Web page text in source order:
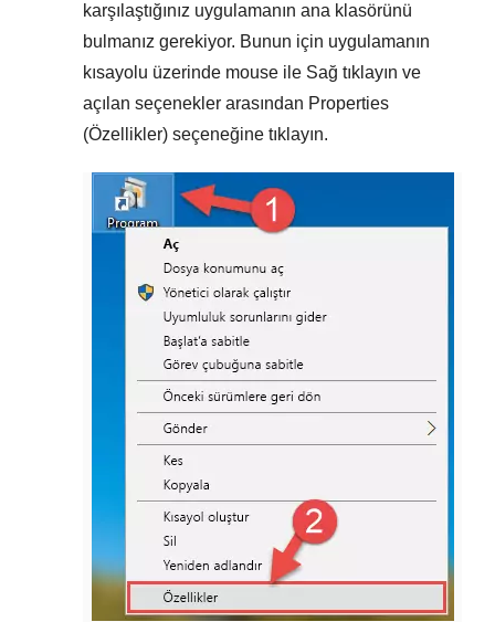
karşılaştığınız uygulamanın ana klasörünü
bulmanız gerekiyor. Bunun için uygulamanın
kısayolu üzerinde mouse ile Sağ tıklayın ve
açılan seçenekler arasından Properties
(Özellikler) seçeneğine tıklayın.